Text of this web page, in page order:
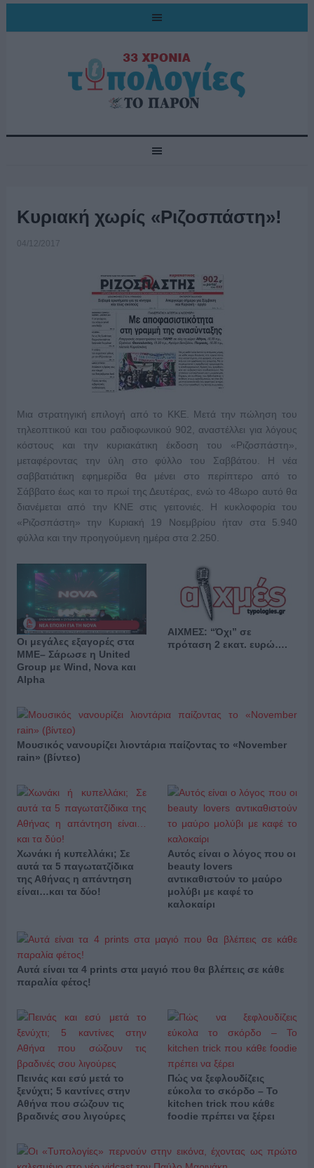
Κυριακή χωρίς «Ριζοσπάστη»!
04/12/2017
Μια στρατηγική επιλογή από το ΚΚΕ. Μετά την πώληση του
τηλεοπτικού και του ραδιοφωνικού 902, αναστέλλει για λόγους
κόστους και την κυριακάτικη έκδοση του «Ριζοσπάστη»,
μεταφέροντας την ύλη στο φύλλο του Σαββάτου. Η νέα
σαββατιάτικη εφημερίδα θα μένει στο περίπτερο από το
Σάββατο έως και το πρωί της Δευτέρας, ενώ το 48ωρο αυτό θα
διανέμεται από την ΚΝΕ στις γειτονιές. Η κυκλοφορία του
«Ριζοσπάστη» την Κυριακή 19 Νοεμβρίου ήταν στα 5.940
φύλλα και την προηγούμενη ημέρα στα 2.250.
Οι μεγάλες εξαγορές στα
ΜΜΕ– Σάρωσε η United
Group με Wind, Nova και
Alpha
ΑΙΧΜΕΣ: “Όχι” σε
πρόταση 2 εκατ. ευρώ….
Μουσικός νανουρίζει λιοντάρια παίζοντας το «November
rain» (βίντεο)
Χωνάκι ή κυπελλάκι; Σε
αυτά τα 5 παγωτατζίδικα
της Αθήνας η απάντηση
είναι…και τα δύο!
Αυτός είναι ο λόγος που οι
beauty lovers
αντικαθιστούν το μαύρο
μολύβι με καφέ το
καλοκαίρι
Αυτά είναι τα 4 prints στα μαγιό που θα βλέπεις σε κάθε
παραλία φέτος!
Πεινάς και εσύ μετά το
ξενύχτι; 5 καντίνες στην
Αθήνα που σώζουν τις
βραδινές σου λιγούρες
Πώς να ξεφλουδίζεις
εύκολα το σκόρδο – Το
kitchen trick που κάθε
foodie πρέπει να ξέρει